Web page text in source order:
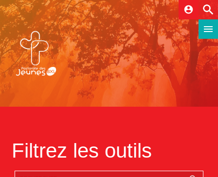
account_circle
Filtrez les outils